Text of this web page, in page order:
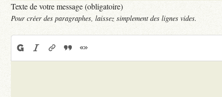
Texte de votre message (obligatoire)
Pour créer des paragraphes, laissez simplement des lignes vides.